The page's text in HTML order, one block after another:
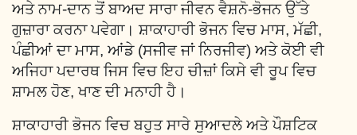
ਅਤੇ ਨਾਮ-ਦਾਨ ਤੋਂ ਬਾਅਦ ਸਾਰਾ ਜੀਵਨ ਵੈਸ਼ਨੋ-ਭੋਜਨ ਉੱਤੇ
ਗੁਜ਼ਾਰਾ ਕਰਨਾ ਪਵੇਗਾ। ਸ਼ਾਕਾਹਾਰੀ ਭੋਜਨ ਵਿਚ ਮਾਸ, ਮੱਛੀ,
ਪੰਛੀਆਂ ਦਾ ਮਾਸ, ਆਂਡੇ (ਸਜੀਵ ਜਾਂ ਨਿਰਜੀਵ) ਅਤੇ ਕੋਈ ਵੀ
ਅਜਿਹਾ ਪਦਾਰਥ ਜਿਸ ਵਿਚ ਇਹ ਚੀਜ਼ਾਂ ਕਿਸੇ ਵੀ ਰੂਪ ਵਿਚ
ਸ਼ਾਮਲ ਹੋਣ, ਖਾਣ ਦੀ ਮਨਾਹੀ ਹੈ।
ਸ਼ਾਕਾਹਾਰੀ ਭੋਜਨ ਵਿਚ ਬਹੁਤ ਸਾਰੇ ਸੁਆਦਲੇ ਅਤੇ ਪੌਸ਼ਟਿਕ